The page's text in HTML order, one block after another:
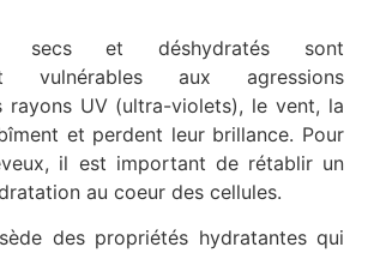
secs et déshydratés sont
vulnérables aux agressions
rayons UV (ultra-violets), le vent, la
et perdent leur brillance. Pour
il est important de rétablir un
au coeur des cellules.
des propriétés hydratantes qui